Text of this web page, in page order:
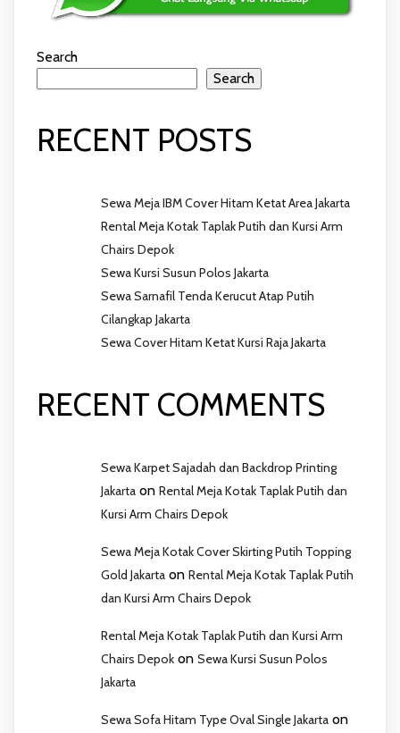
Search
Search
RECENT POSTS
Sewa Meja IBM Cover Hitam Ketat Area Jakarta
Rental Meja Kotak Taplak Putih dan Kursi Arm
Chairs Depok
Sewa Kursi Susun Polos Jakarta
Sewa Sarnafil Tenda Kerucut Atap Putih
Cilangkap Jakarta
Sewa Cover Hitam Ketat Kursi Raja Jakarta
RECENT COMMENTS
Sewa Karpet Sajadah dan Backdrop Printing
Jakarta on Rental Meja Kotak Taplak Putih dan
Kursi Arm Chairs Depok
Sewa Meja Kotak Cover Skirting Putih Topping
Gold Jakarta on Rental Meja Kotak Taplak Putih
dan Kursi Arm Chairs Depok
Rental Meja Kotak Taplak Putih dan Kursi Arm
Chairs Depok on Sewa Kursi Susun Polos
Jakarta
Sewa Sofa Hitam Type Oval Single Jakarta on